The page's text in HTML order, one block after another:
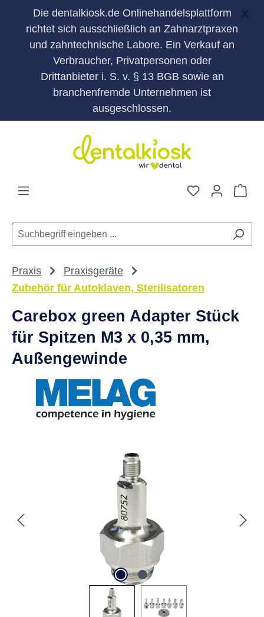
Die dentalkiosk.de Onlinehandelsplattform
richtet sich ausschließlich an Zahnarztpraxen
und zahntechnische Labore. Ein Verkauf an
Verbraucher, Privatpersonen oder
Drittanbieter i. S. v. § 13 BGB sowie an
branchenfremde Unternehmen ist
ausgeschlossen.
Zum Hauptinhalt springen
Du hast 0
Praxis
Praxisgeräte
Zubehör für Autoklaven, Sterilisatoren
Carebox green Adapter Stück
für Spitzen M3 x 0,35 mm,
Außengewinde
Abbildungen können vom Original abweichen.